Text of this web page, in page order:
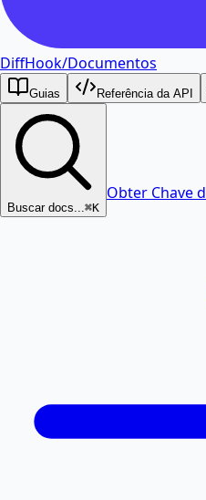
DiffHook/Documentos
Guias Referência da API
Buscar docs... ⌘K
Obter Chave